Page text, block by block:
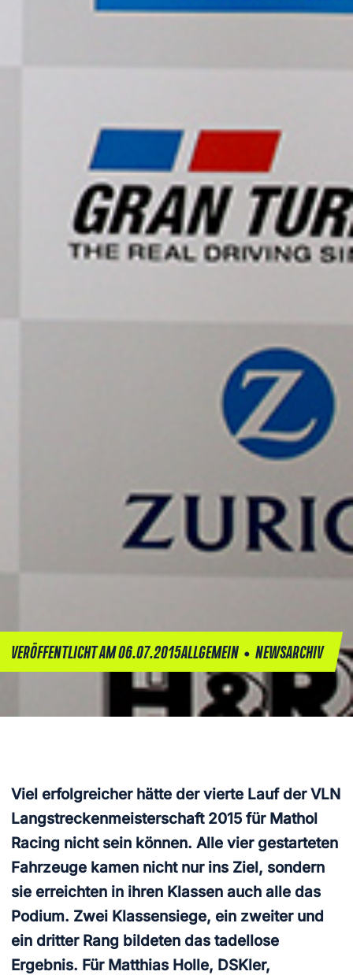
VERÖFFENTLICHT AM 06.07.2015ALLGEMEIN •NEWSARCHIV
Viel erfolgreicher hätte der vierte Lauf der VLN
Langstreckenmeisterschaft 2015 für Mathol
Racing nicht sein können. Alle vier gestarteten
Fahrzeuge kamen nicht nur ins Ziel, sondern
sie erreichten in ihren Klassen auch alle das
Podium. Zwei Klassensiege, ein zweiter und
ein dritter Rang bildeten das tadellose
Ergebnis. Für Matthias Holle, DSKler,